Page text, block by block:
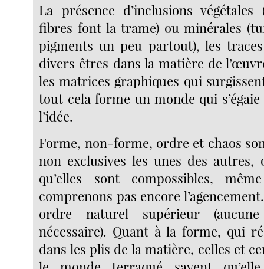
La présence d’inclusions végétales
fibres font la trame) ou minérales
pigments un peu partout), les
divers êtres dans la matière de
les matrices graphiques qui
tout cela forme un monde qui s’égaie
l’idée.
Forme, non-forme, ordre et chaos
non exclusives les unes des
qu’elles sont compossibles,
comprenons pas encore
ordre naturel supérieur (aucune
nécessaire). Quant à la forme, qui
dans les plis de la matière, celles et